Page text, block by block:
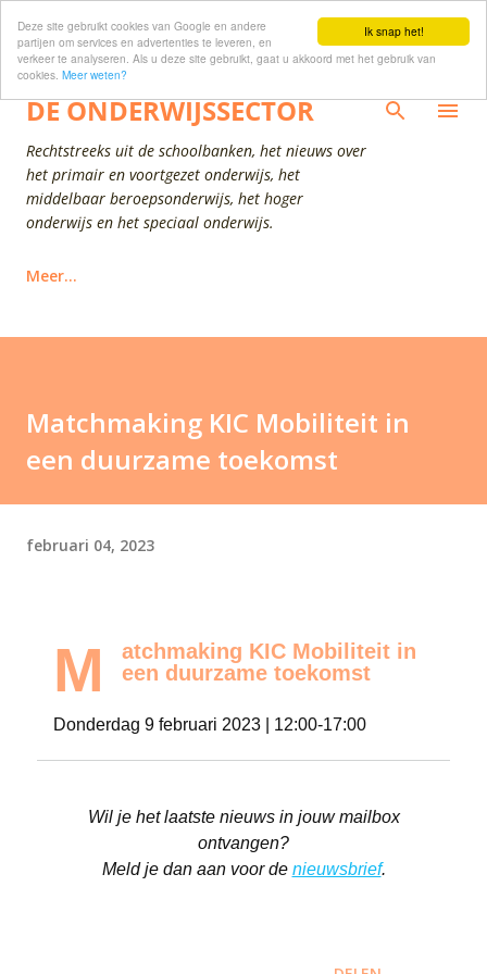
Ik snap het!
Deze site gebruikt cookies van Google en andere
partijen om services en advertenties te leveren, en
verkeer te analyseren. Als u deze site gebruikt, gaat u akkoord met het gebruik van
cookies. Meer weten?
Doorgaan naar hoofdcontent
DE ONDERWIJSSECTOR
Rechtstreeks uit de schoolbanken, het nieuws over
het primair en voortgezet onderwijs, het
middelbaar beroepsonderwijs, het hoger
onderwijs en het speciaal onderwijs.
Meer…
Matchmaking KIC Mobiliteit in
een duurzame toekomst
februari 04, 2023
M
atchmaking KIC Mobiliteit in
een duurzame toekomst
Donderdag 9 februari 2023 | 12:00-17:00
Wil je het laatste nieuws in jouw mailbox
ontvangen?
Meld je dan aan voor de nieuwsbrief.